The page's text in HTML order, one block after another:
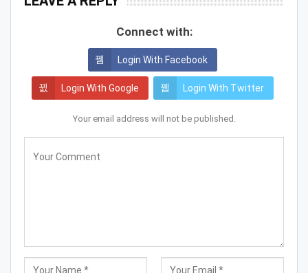
Connect with:
Login With Facebook
Login With Google Login With Twitter
Your email address will not be published.